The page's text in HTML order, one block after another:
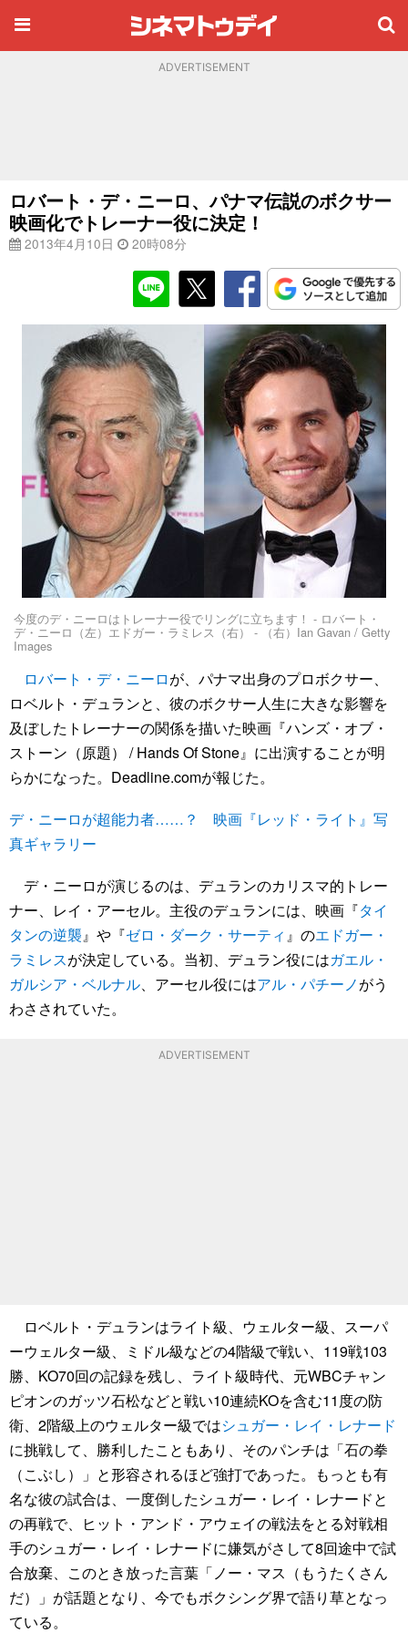
ADVERTISEMENT
ロバート・デ・ニーロ、パナマ伝説のボクサー
映画化でトレーナー役に決定！
2013年4月10日 20時08分
今度のデ・ニーロはトレーナー役でリングに立ちます！ - ロバート・
デ・ニーロ（左）エドガー・ラミレス（右） - （右）Ian Gavan / Getty
Images
ロバート・デ・ニーロが、パナマ出身のプロボクサー、
ロベルト・デュランと、彼のボクサー人生に大きな影響を
及ぼしたトレーナーの関係を描いた映画『ハンズ・オブ・
ストーン（原題） / Hands Of Stone』に出演することが明
らかになった。Deadline.comが報じた。
デ・ニーロが超能力者……？ 映画『レッド・ライト』写
真ギャラリー
デ・ニーロが演じるのは、デュランのカリスマ的トレー
ナー、レイ・アーセル。主役のデュランには、映画『タイ
タンの逆襲』や『ゼロ・ダーク・サーティ 』のエドガー・
ラミレスが決定している。当初、デュラン役にはガエル・
ガルシア・ベルナル、アーセル役にはアル・パチーノがう
わさされていた。
ADVERTISEMENT
ロベルト・デュランはライト級、ウェルター級、スーパ
ーウェルター級、ミドル級などの4階級で戦い、119戦103
勝、KO70回の記録を残し、ライト級時代、元WBCチャン
ピオンのガッツ石松などと戦い10連続KOを含む11度の防
衛、2階級上のウェルター級ではシュガー・レイ・レナード
に挑戦して、勝利したこともあり、そのパンチは「石の拳
（こぶし）」と形容されるほど強打であった。もっとも有
名な彼の試合は、一度倒したシュガー・レイ・レナードと
の再戦で、ヒット・アンド・アウェイの戦法をとる対戦相
手のシュガー・レイ・レナードに嫌気がさして8回途中で試
合放棄、このとき放った言葉「ノー・マス（もうたくさん
だ）」が話題となり、今でもボクシング界で語り草となっ
ている。